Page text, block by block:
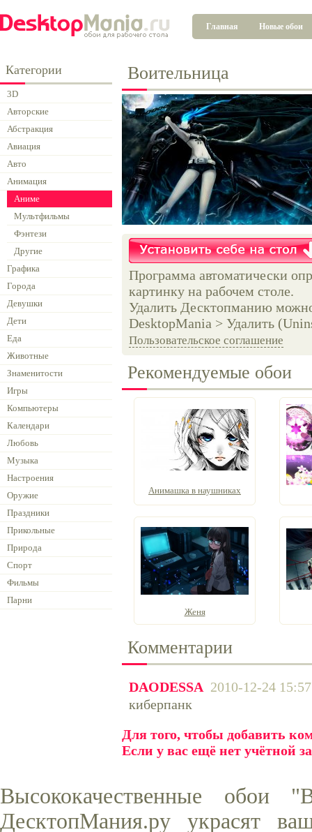
Главная Новые обои
Категории
3D
Авторские
Абстракция
Авиация
Авто
Анимация
Аниме
Мультфильмы
Фэнтези
Другие
Графика
Города
Девушки
Дети
Еда
Животные
Знаменитости
Игры
Компьютеры
Календари
Любовь
Музыка
Настроения
Оружие
Праздники
Прикольные
Природа
Спорт
Фильмы
Парни
Воительница
Программа автоматически
картинку на рабочем столе.
Удалить Десктопманию
DesktopMania > Удалить
Пользовательское соглашение
Рекомендуемые обои
Анимашка в наушниках
Женя
Комментарии
DAODESSA 2010-12-24
киберпанк
Для того, чтобы добавить
Если у вас ещё нет учётной
Высококачественные обои
ДесктопМания.ру украсят